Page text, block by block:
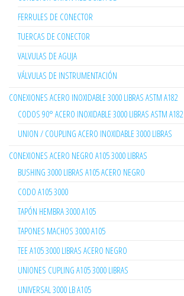
FERRULES DE CONECTOR
TUERCAS DE CONECTOR
VALVULAS DE AGUJA
VÁLVULAS DE INSTRUMENTACIÓN
CONEXIONES ACERO INOXIDABLE 3000 LIBRAS ASTM A182
CODOS 90° ACERO INOXIDABLE 3000 LIBRAS ASTM A182
UNION / COUPLING ACERO INOXIDABLE 3000 LIBRAS
CONEXIONES ACERO NEGRO A105 3000 LIBRAS
BUSHING 3000 LIBRAS A105 ACERO NEGRO
CODO A105 3000
TAPÓN HEMBRA 3000 A105
TAPONES MACHOS 3000 A105
TEE A105 3000 LIBRAS ACERO NEGRO
UNIONES CUPLING A105 3000 LIBRAS
UNIVERSAL 3000 LB A105